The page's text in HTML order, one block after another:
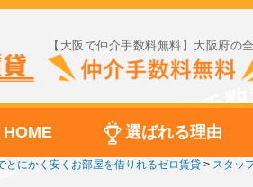
【大阪で仲介手数料無料】大阪府の
HOME 選ばれる理由
とにかく安くお部屋を借りれるゼロ賃貸 > スタッ